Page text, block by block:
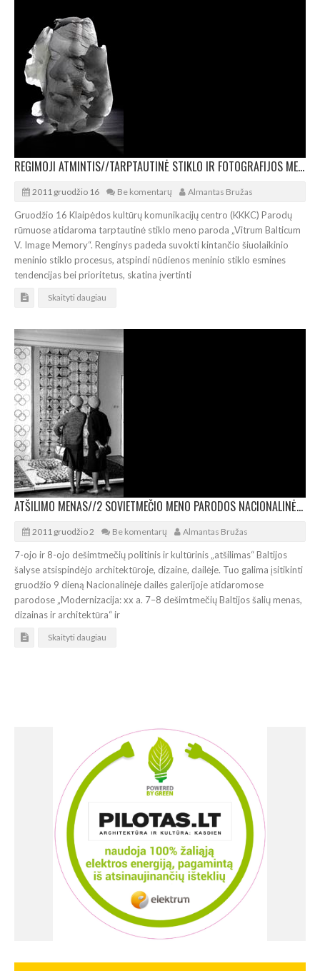
REGIMOJI ATMINTIS//TARPTAUTINĖ STIKLO IR FOTOGRAFIJOS MENO PARODA KLAIPĖDOJE
2011 gruodžio 16 Be komentarų Almantas Bružas
Gruodžio 16 Klaipėdos kultūrų komunikacijų centro (KKKC) Parodų
rūmuose atidaroma tarptautinė stiklo meno paroda „Vitrum Balticum
V. Image Memory“. Renginys padeda suvokti kintančio šiuolaikinio
meninio stiklo procesus, atspindi nūdienos meninio stiklo esmines
tendencijas bei prioritetus, skatina įvertinti
Skaityti daugiau
ATŠILIMO MENAS//2 SOVIETMEČIO MENO PARODOS NACIONALINĖJE DAILĖS GALERIJOJE
2011 gruodžio 2 Be komentarų Almantas Bružas
7-ojo ir 8-ojo dešimtmečių politinis ir kultūrinis „atšilimas“ Baltijos
šalyse atsispindėjo architektūroje, dizaine, dailėje. Tuo galima įsitikinti
gruodžio 9 dieną Nacionalinėje dailės galerijoje atidaromose
parodose „Modernizacija: xx a. 7–8 dešimtmečių Baltijos šalių menas,
dizainas ir architektūra“ ir
Skaityti daugiau